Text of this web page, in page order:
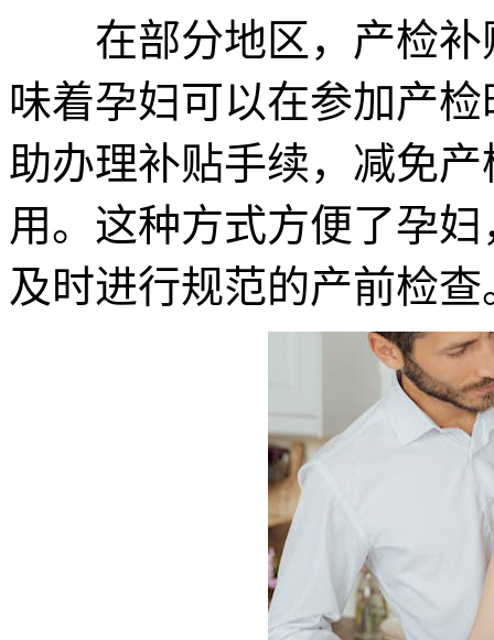
在部分地区，产检补
味着孕妇可以在参加产
助办理补贴手续，减免
用。这种方式方便了孕
及时进行规范的产前检查